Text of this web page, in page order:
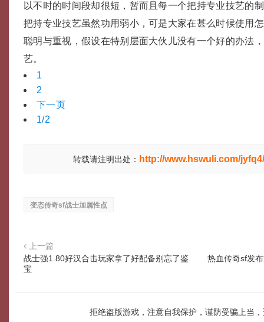
以不时的时间段却很短，暂而且每一个把持专业技艺的
把持专业技艺虽然功用弱小，可是大家在甚么时候使用
聪明与重视，假设在特别层面大伙儿没有一个好的办法
艺。
1
2
下一页
1/2
转载请注明出处： http://www.hswuli.com/
变态传奇sf战士加属性点
上一篇
战士强1.80好汉合击玩家拿了好配备别忘了鉴
宝
热血传奇sf发
拒绝盗版游戏，注意自我保护，谨防受骗上当